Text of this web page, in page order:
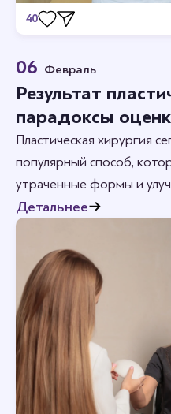
40
Станьте первым кто оставит
06 Февраль
Результат
парадоксы
Пластическая хирургия
популярный способ,
утраченные формы и
Детальнее